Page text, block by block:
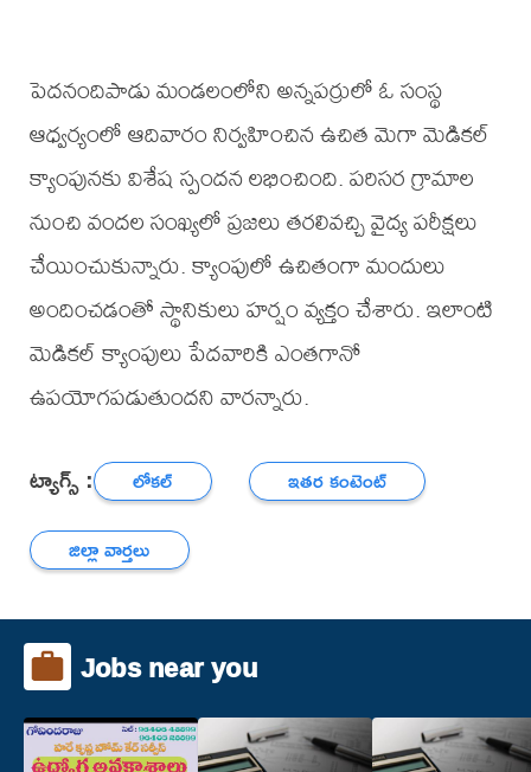
పెదనందిపాడు మండలంలోని అన్నపర్రులో ఓ సంస్థ
ఆధ్వర్యంలో ఆదివారం నిర్వహించిన ఉచిత మెగా మెడికల్
క్యాంపునకు విశేష స్పందన లభించింది. పరిసర గ్రామాల
నుంచి వందల సంఖ్యలో ప్రజలు తరలివచ్చి వైద్య పరీక్షలు
చేయించుకున్నారు. క్యాంపులో ఉచితంగా మందులు
అందించడంతో స్థానికులు హర్షం వ్యక్తం చేశారు. ఇలాంటి
మెడికల్ క్యాంపులు పేదవారికి ఎంతగానో
ఉపయోగపడుతుందని వారన్నారు.
ట్యాగ్స్ : లోకల్
ఇతర కంటెంట్
జిల్లా వార్తలు
Jobs near you